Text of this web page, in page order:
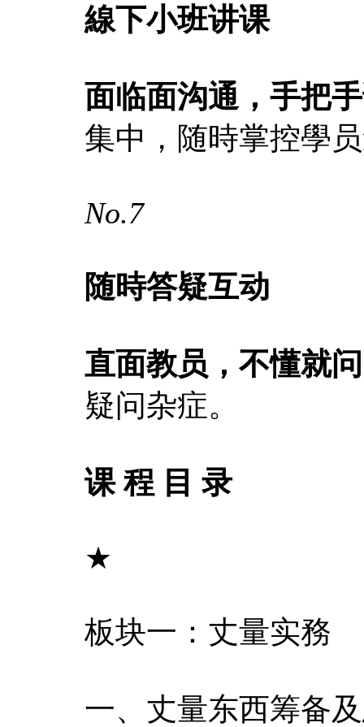
線下小班讲课
面临面沟通，手把
集中，随時掌控學
No.7
随時答疑互动
直面教员，不懂就问
疑问杂症。
课 程 目 录
★
板块一：丈量实務
一、丈量东西筹备